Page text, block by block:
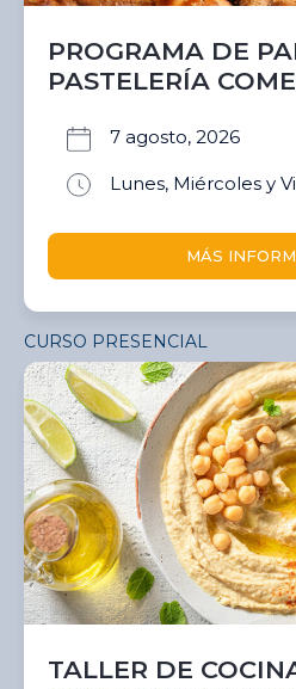
PROGRAMA DE
PASTELERÍA
7 agosto, 2026
Lunes, Miércoles y
MÁS
CURSO PRESENCIAL
TALLER DE